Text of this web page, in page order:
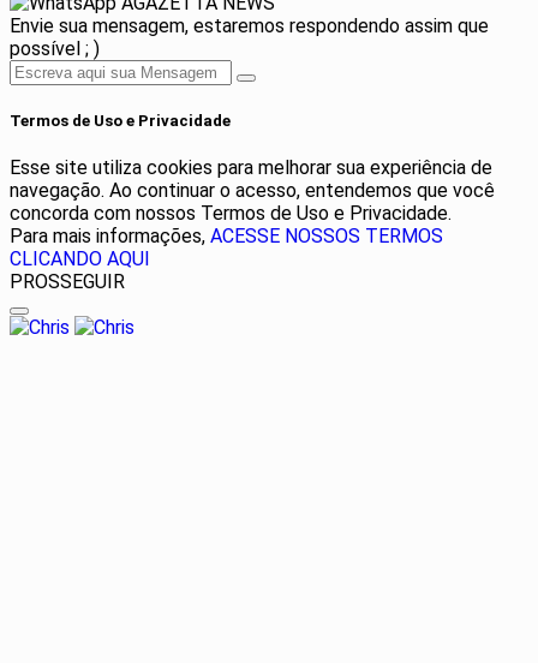
Envie sua mensagem, estaremos respondendo assim que
possível ; )
Termos de Uso e Privacidade
Esse site utiliza cookies para melhorar sua experiência de
navegação. Ao continuar o acesso, entendemos que você
concorda com nossos Termos de Uso e Privacidade.
Para mais informações, ACESSE NOSSOS TERMOS
CLICANDO AQUI
PROSSEGUIR